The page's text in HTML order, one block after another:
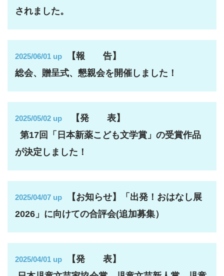
されました。
2025/06/01 up 【報 告】
総会、贈呈式、懇親会を開催しました！
2025/05/02 up 【発 表】
第17回「日本新薬こども文学賞」の受賞作品
が決定しました！
2025/04/07 up 【お知らせ】「出発！おはなし展
2026」に向けての合評会(追加募集）
2025/04/01 up 【発 表】